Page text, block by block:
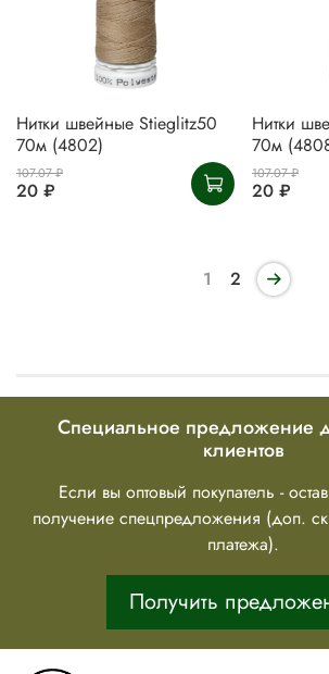
Нитки швейные Stieglitz50
70м (4802)
107.07 ₽
20 ₽
Нитки
70м
107.07 ₽
20 ₽
1 2
Специальное предложение
клиентов
Если вы оптовый покупатель -
получение спецпредложения (доп.
платежа).
Получить